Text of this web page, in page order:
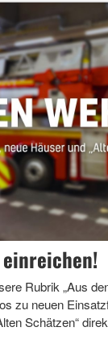
Rubrik „Aus
zu neuen
Schätzen“